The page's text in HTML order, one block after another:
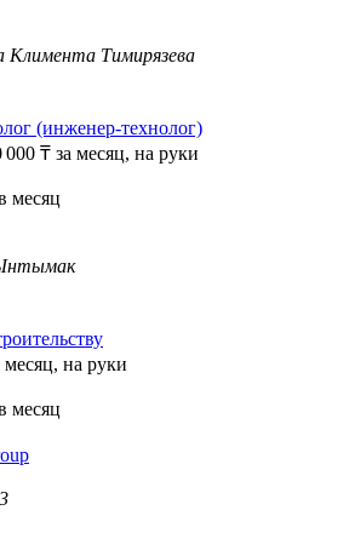
Климента Тимирязева
(инженер-технолог)
000 ₸ за месяц, на руки
месяц
месяц, на руки
месяц
3